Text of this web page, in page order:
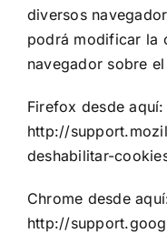
diversos
podrá modificar la
navegador sobre
Firefox desde aquí:
http://
deshabilitar-
Chrome desde
http://